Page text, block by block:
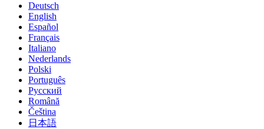
Deutsch
English
Español
Français
Italiano
Nederlands
Polski
Português
Pусский
Română
Čeština
日本語